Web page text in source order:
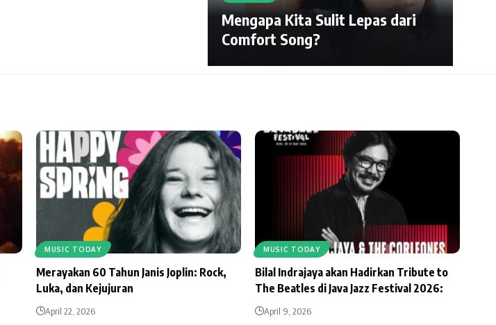
Mengapa Kita Sulit Lepas dari
Comfort Song?
MUSIC TODAY
Merayakan 60 Tahun Janis Joplin: Rock,
Luka, dan Kejujuran
April 22, 2026
MUSIC TODAY
Bilal Indrajaya akan Hadirkan Tribute to
The Beatles di Java Jazz Festival 2026:
April 9, 2026